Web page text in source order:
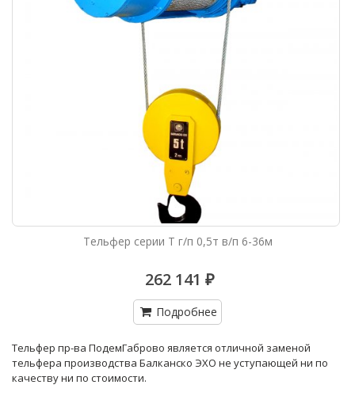
Тельфер серии Т г/п 0,5т в/п 6-36м
262 141 ₽
Подробнее
Тельфер пр-ва ПодемГаброво является отличной заменой
тельфера производства Балканско ЭХО не уступающей ни по
качеству ни по стоимости.